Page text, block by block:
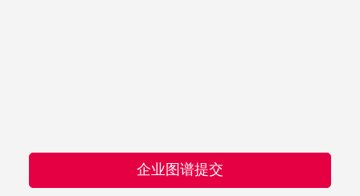
企业图谱提交